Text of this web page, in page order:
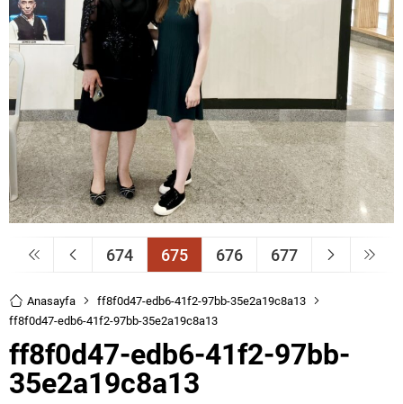
674 675 676 677
Anasayfa
ff8f0d47-edb6-41f2-97bb-35e2a19c8a13
ff8f0d47-edb6-41f2-97bb-35e2a19c8a13
ff8f0d47-edb6-41f2-97bb-
35e2a19c8a13